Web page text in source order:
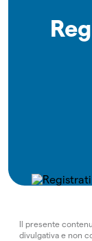
Il presente
divulgativa e non